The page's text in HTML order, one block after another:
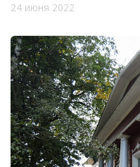
24 июня 2022